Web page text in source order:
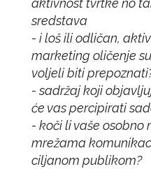
aktivnost tvrtke no
sredstava
- i loš ili odličan,
marketing oličenje
voljeli biti
- sadržaj koji
će vas percipirati
- koči li vaše osobno
mrežama
ciljanom publikom?